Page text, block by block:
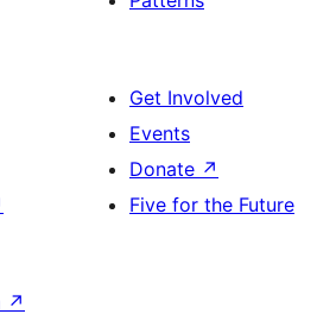
Get Involved
Events
Donate ↗
Five for the Future
↗